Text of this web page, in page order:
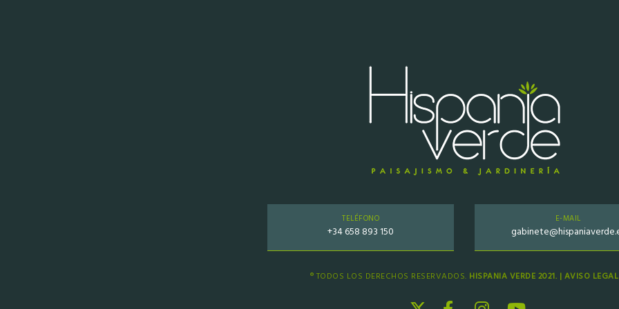
TELÉFONO
+34 658 893 150
E-MAIL
® TODOS LOS DERECHOS RESERVADOS. HISPANIA VERDE 2021. | AVISO LEGAL